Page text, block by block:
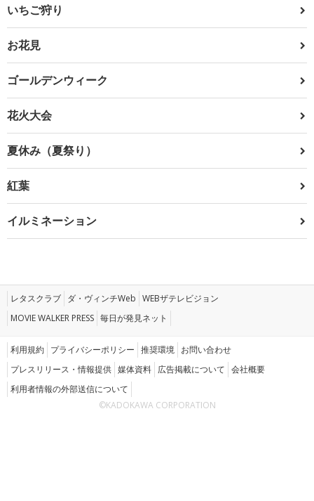
いちご狩り
お花見
ゴールデンウィーク
花火大会
夏休み（夏祭り）
紅葉
イルミネーション
レタスクラブ ダ・ヴィンチWeb WEBザテレビジョン
MOVIE WALKER PRESS 毎日が発見ネット
利用規約 プライバシーポリシー 推奨環境 お問い合わせ
プレスリリース・情報提供 媒体資料 広告掲載について 会社概要
利用者情報の外部送信について
©KADOKAWA CORPORATION